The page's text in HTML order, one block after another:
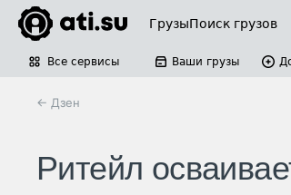
ГрузыПоиск грузов
Все сервисы Ваши грузы
← Дзен
Ритейл